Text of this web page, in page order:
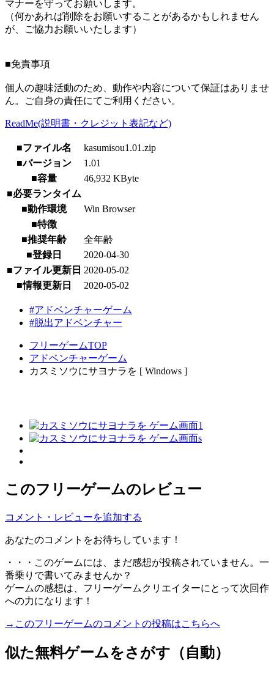
マナーを守ってお願いします。
（何かあれば削除をお願いすることがあるかもしれません
が、ご協力お願いいたします）
■免責事項
個人の趣味活動のため、動作や内容について保証はありませ
ん。ご自身の責任にてご利用ください。
ReadMe(説明書・クレジット表記など)
■ファイル名
kasumisou1.01.zip
■バージョン
1.01
■容量
46,932 KByte
■必要ランタイム
■動作環境
Win Browser
■特徴
■推奨年齢
全年齢
■登録日
2020-04-30
■ファイル更新日 2020-05-02
■情報更新日
2020-05-02
#アドベンチャーゲーム
#脱出アドベンチャー
フリーゲームTOP
アドベンチャーゲーム
カスミソウにサヨナラを [ Windows ]
このフリーゲームのレビュー
コメント・レビューを追加する
あなたのコメントをお待ちしています！
・・・このゲームには、まだ感想が投稿されていません。一
番乗りで書いてみませんか？
ゲームの感想は、フリーゲームクリエイターにとって次回作
への力になります！
→このフリーゲームのコメントの投稿はこちらへ
似た無料ゲームをさがす（自動）